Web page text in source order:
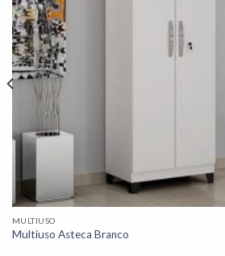
MULTIUSO
Multiuso Asteca Branco